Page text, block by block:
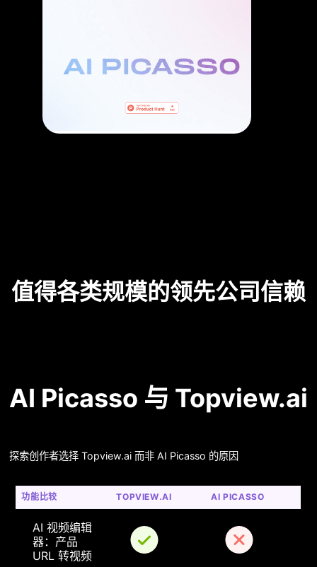
值得各类规模的领先公司信赖
AI Picasso 与 Topview.ai
探索创作者选择 Topview.ai 而非 AI Picasso 的原因
功能比较 TOPVIEW.AI AI PICASSO
AI 视频编辑
器：产品
URL 转视频